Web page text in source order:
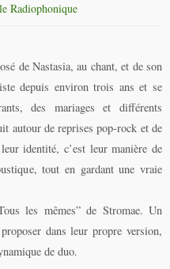
Radiophonique
de Nastasia, au chant, et de son
depuis environ trois ans et se
des mariages et différents
autour de reprises pop-rock et de
identité, c’est leur manière de
tout en gardant une vraie
les mêmes” de Stromae. Un
dans leur propre version,
de duo.